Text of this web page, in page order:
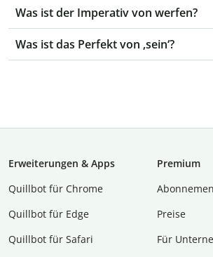
Was ist der Imperativ von werfen?
Was ist das Perfekt von ‚sein‘?
Erweiterungen & Apps
Quillbot für Chrome
Quillbot für Edge
Quillbot für Safari
Premium
Preise
Für